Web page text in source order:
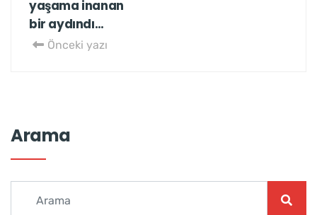
yaşama inanan
bir aydındı…
Önceki yazı
Arama